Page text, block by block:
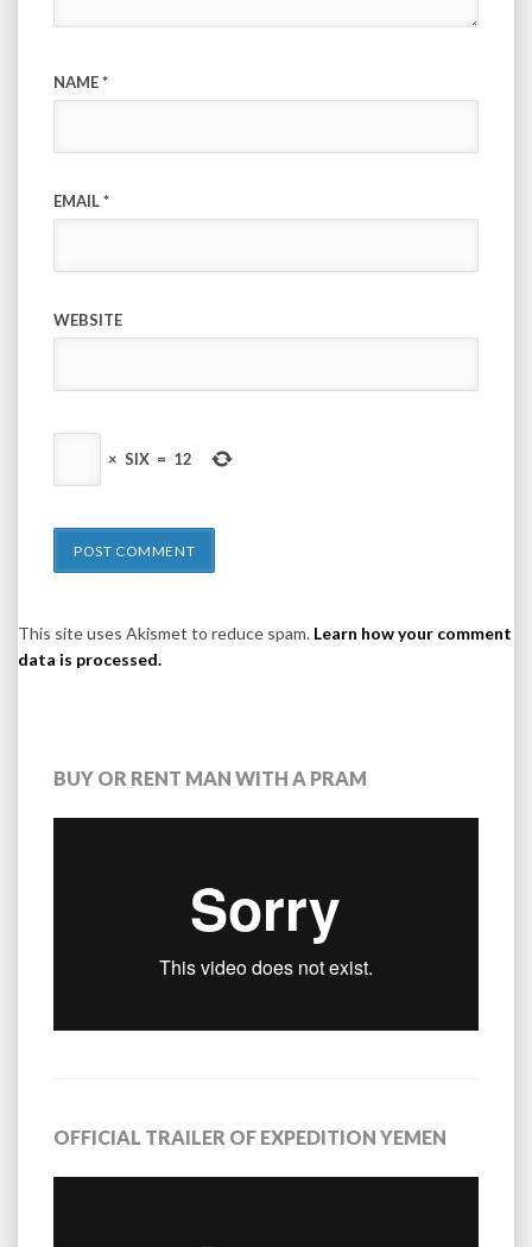
NAME*
EMAIL*
WEBSITE
× SIX = 12
This site uses Akismet to reduce spam. Learn how your comment
data is processed.
BUY OR RENT MAN WITH A PRAM
OFFICIAL TRAILER OF EXPEDITION YEMEN